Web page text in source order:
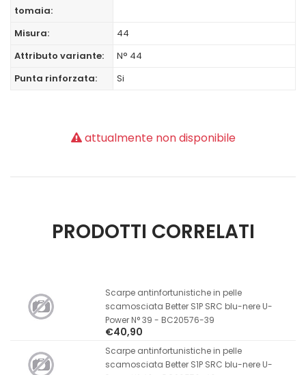
tomaia:
Misura:
44
Attributo variante:
N° 44
Punta rinforzata:
Si
attualmente non disponibile
PRODOTTI CORRELATI
Scarpe antinfortunistiche in pelle
scamosciata Better S1P SRC blu-nere U-
Power N° 39 - BC20576-39
€40,90
Scarpe antinfortunistiche in pelle
scamosciata Better S1P SRC blu-nere U-